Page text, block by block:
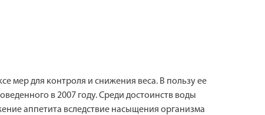
мер для контроля и снижения веса. В пользу ее
в 2007 году. Среди достоинств воды
аппетита вследствие насыщения организма